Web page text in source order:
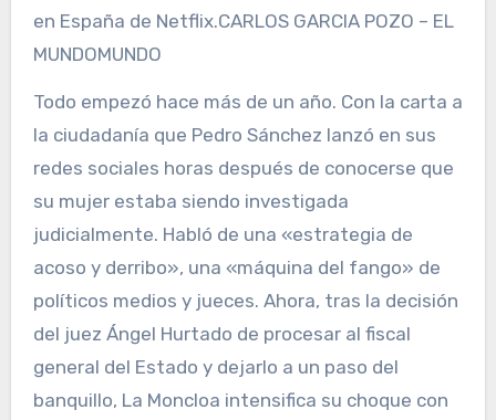
en España de Netflix.CARLOS GARCIA POZO – EL
MUNDOMUNDO
Todo empezó hace más de un año. Con la carta a
la ciudadanía que Pedro Sánchez lanzó en sus
redes sociales horas después de conocerse que
su mujer estaba siendo investigada
judicialmente. Habló de una «estrategia de
acoso y derribo», una «máquina del fango» de
políticos medios y jueces. Ahora, tras la decisión
del juez Ángel Hurtado de procesar al fiscal
general del Estado y dejarlo a un paso del
banquillo, La Moncloa intensifica su choque con